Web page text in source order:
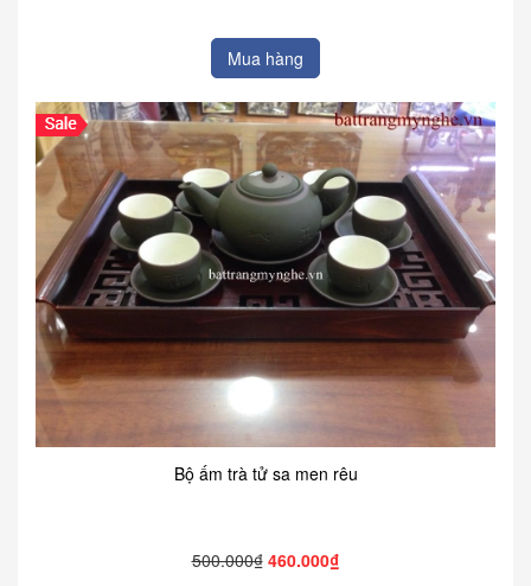
Mua hàng
Bộ ấm trà tử sa men rêu
500.000₫ 460.000₫